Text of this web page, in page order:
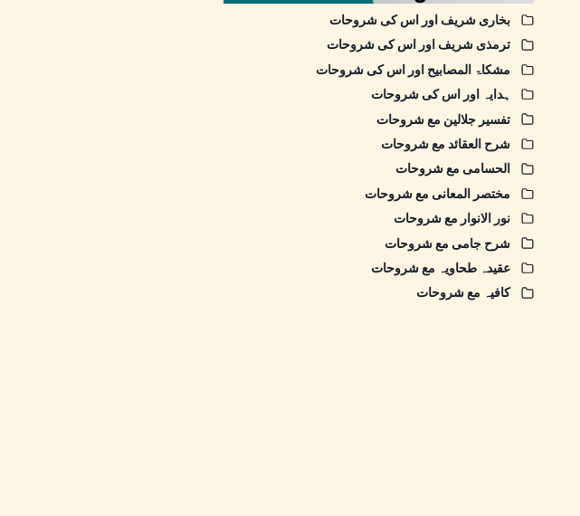
بخاری شریف اور اس کی شروحات
ترمذی شریف اور اس کی شروحات
مشکاۃ المصابیح اور اس کی شروحات
ہدایہ اور اس کی شروحات
تفسیر جلالین مع شروحات
شرح العقائد مع شروحات
الحسامی مع شروحات
مختصر المعانی مع شروحات
نور الانوار مع شروحات
شرح جامی مع شروحات
عقیدہ طحاویہ مع شروحات
کافیہ مع شروحات